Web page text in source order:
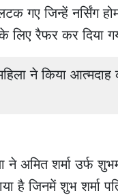
गए जिन्हें नर्सिंग
लिए रैफर कर दिया
ने किया आत्मदाह
अमित शर्मा उर्फ शुभम
है जिनमें शुभ शर्मा